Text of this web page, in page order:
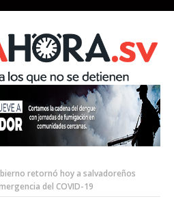
retornó hoy a salvadoreños
del COVID-19